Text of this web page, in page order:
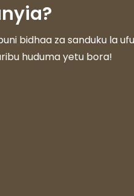
bidhaa za sanduku la
huduma yetu bora!